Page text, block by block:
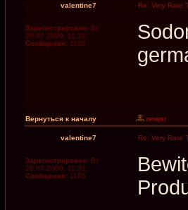
valentine7 Re: Very Rare
Зарегистрирован: Вт
28.07.2009, 11:31
Сообщения: 1185
Вернуться к началу
valentine7 Re: Very Rare
Зарегистрирован: Вт
28.07.2009, 11:31
Сообщения: 1185